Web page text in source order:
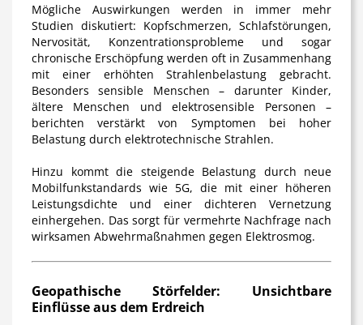
Mögliche Auswirkungen werden in immer mehr
Studien diskutiert: Kopfschmerzen, Schlafstörungen,
Nervosität, Konzentrationsprobleme und sogar
chronische Erschöpfung werden oft in Zusammenhang
mit einer erhöhten Strahlenbelastung gebracht.
Besonders sensible Menschen – darunter Kinder,
ältere Menschen und elektrosensible Personen –
berichten verstärkt von Symptomen bei hoher
Belastung durch elektrotechnische Strahlen.
Hinzu kommt die steigende Belastung durch neue
Mobilfunkstandards wie 5G, die mit einer höheren
Leistungsdichte und einer dichteren Vernetzung
einhergehen. Das sorgt für vermehrte Nachfrage nach
wirksamen Abwehrmaßnahmen gegen Elektrosmog.
Geopathische Störfelder: Unsichtbare
Einflüsse aus dem Erdreich